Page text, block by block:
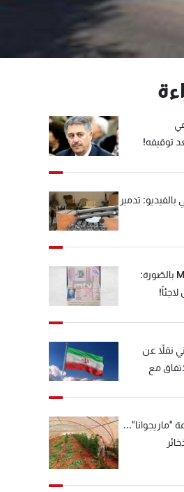
توقيفه!
بالفيديو: تدمير
خاص موقع MTV بالصّورة:
نقلاً عن
مع
١٦ خيمة "ماريجوانا"...